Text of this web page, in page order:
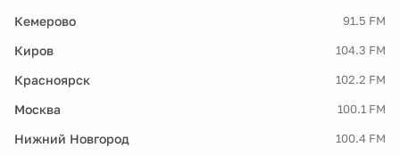
Кемерово 91.5 FM
Киров 104.3 FM
Красноярск 102.2 FM
Москва 100.1 FM
Нижний Новгород 100.4 FM